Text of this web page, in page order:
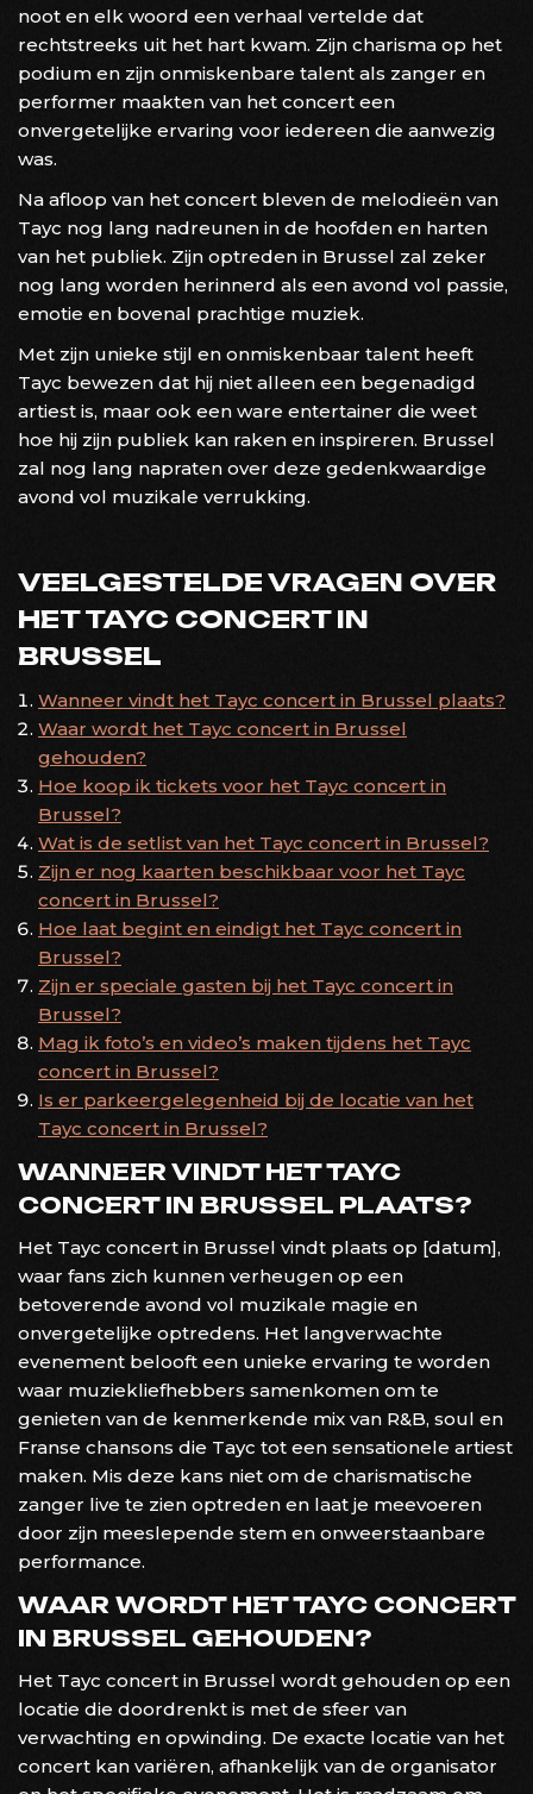
noot en elk woord een verhaal vertelde dat
rechtstreeks uit het hart kwam. Zijn charisma op het
podium en zijn onmiskenbare talent als zanger en
performer maakten van het concert een
onvergetelijke ervaring voor iedereen die aanwezig
was.
Na afloop van het concert bleven de melodieën van
Tayc nog lang nadreunen in de hoofden en harten
van het publiek. Zijn optreden in Brussel zal zeker
nog lang worden herinnerd als een avond vol passie,
emotie en bovenal prachtige muziek.
Met zijn unieke stijl en onmiskenbaar talent heeft
Tayc bewezen dat hij niet alleen een begenadigd
artiest is, maar ook een ware entertainer die weet
hoe hij zijn publiek kan raken en inspireren. Brussel
zal nog lang napraten over deze gedenkwaardige
avond vol muzikale verrukking.
VEELGESTELDE VRAGEN OVER
HET TAYC CONCERT IN
BRUSSEL
Wanneer vindt het Tayc concert in Brussel plaats?
Waar wordt het Tayc concert in Brussel
gehouden?
Hoe koop ik tickets voor het Tayc concert in
Brussel?
Wat is de setlist van het Tayc concert in Brussel?
Zijn er nog kaarten beschikbaar voor het Tayc
concert in Brussel?
Hoe laat begint en eindigt het Tayc concert in
Brussel?
Zijn er speciale gasten bij het Tayc concert in
Brussel?
Mag ik foto’s en video’s maken tijdens het Tayc
concert in Brussel?
Is er parkeergelegenheid bij de locatie van het
Tayc concert in Brussel?
WANNEER VINDT HET TAYC
CONCERT IN BRUSSEL PLAATS?
Het Tayc concert in Brussel vindt plaats op [datum],
waar fans zich kunnen verheugen op een
betoverende avond vol muzikale magie en
onvergetelijke optredens. Het langverwachte
evenement belooft een unieke ervaring te worden
waar muziekliefhebbers samenkomen om te
genieten van de kenmerkende mix van R&B, soul en
Franse chansons die Tayc tot een sensationele artiest
maken. Mis deze kans niet om de charismatische
zanger live te zien optreden en laat je meevoeren
door zijn meeslepende stem en onweerstaanbare
performance.
WAAR WORDT HET TAYC CONCERT
IN BRUSSEL GEHOUDEN?
Het Tayc concert in Brussel wordt gehouden op een
locatie die doordrenkt is met de sfeer van
verwachting en opwinding. De exacte locatie van het
concert kan variëren, afhankelijk van de organisator